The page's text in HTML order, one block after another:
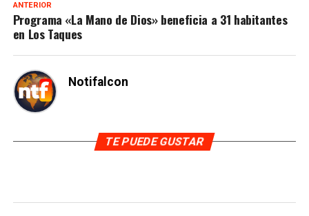
ANTERIOR
Programa «La Mano de Dios» beneficia a 31 habitantes
en Los Taques
Notifalcon
TE PUEDE GUSTAR